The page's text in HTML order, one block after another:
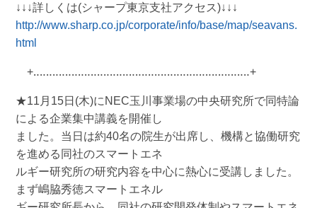
↓↓↓詳しくは(シャープ東京支社アクセス)↓↓↓
http://www.sharp.co.jp/corporate/info/base/map/seavans.
html
+‥‥‥‥‥‥‥‥‥‥‥‥‥‥‥‥‥‥‥‥‥‥‥‥‥‥‥‥‥‥‥‥‥‥+
★11月15日(木)にNEC玉川事業場の中央研究所で同特論
による企業集中講義を開催し
ました。当日は約40名の院生が出席し、機構と協働研究
を進める同社のスマートエネ
ルギー研究所の研究内容を中心に熱心に受講しました。
まず嶋脇秀徳スマートエネル